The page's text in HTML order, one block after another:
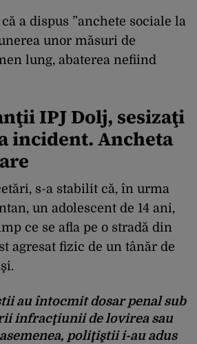
a dispus ”anchete sociale la
unor măsuri de
lung, abaterea nefiind
IPJ Dolj, sesizaţi
incident. Ancheta
s-a stabilit că, în urma
un adolescent de 14 ani,
ce se afla pe o stradă din
agresat fizic de un tânăr de
au întocmit dosar penal sub
infracţiunii de lovirea sau
poliţiştii i-au adus